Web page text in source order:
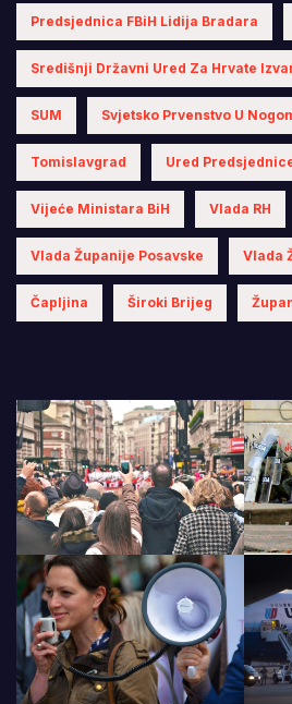
Predsjednica FBiH Lidija Bradara
Središnji Državni Ured Za Hrvate
SUM Svjetsko Prvenstvo U
Tomislavgrad Ured
Vijeće Ministara BiH Vlada RH
Vlada Županije Posavske Vlada
Čapljina Široki Brijeg